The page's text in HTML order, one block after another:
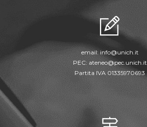
email:info@unich.it
PEC: ateneo@pec.unich.it
Partita IVA 01335970693